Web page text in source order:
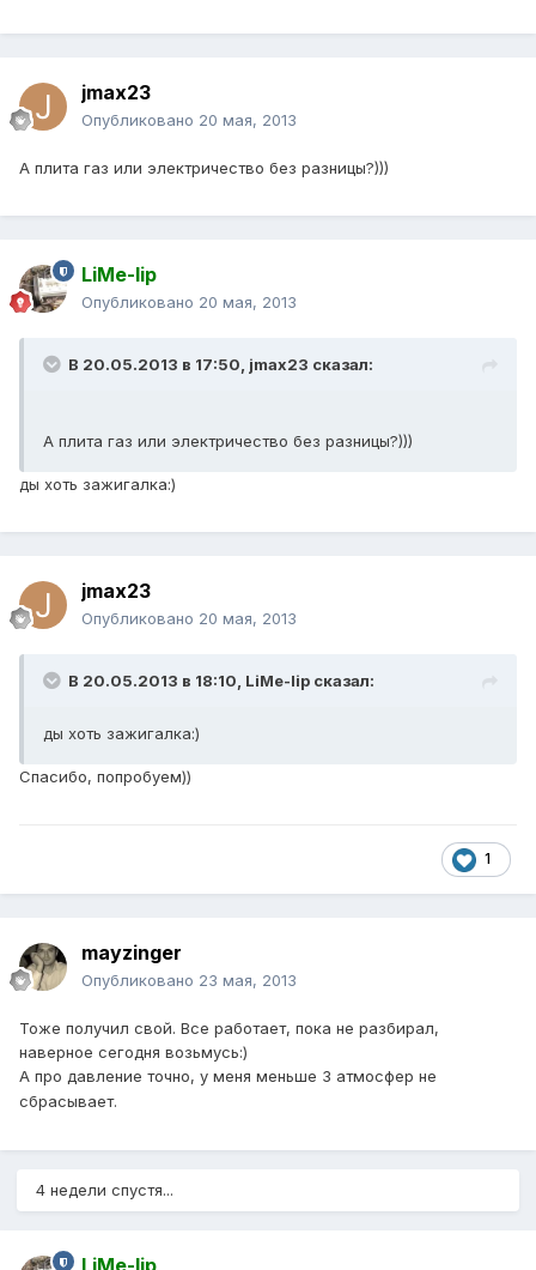
jmax23
Опубликовано 20 мая, 2013
А плита газ или электричество без разницы?)))
LiMe-lip
Опубликовано 20 мая, 2013
В 20.05.2013 в 17:50, jmax23 сказал:
А плита газ или электричество без разницы?)))
ды хоть зажигалка:)
jmax23
Опубликовано 20 мая, 2013
В 20.05.2013 в 18:10, LiMe-lip сказал:
ды хоть зажигалка:)
Спасибо, попробуем))
1
mayzinger
Опубликовано 23 мая, 2013
Тоже получил свой. Все работает, пока не разбирал,
наверное сегодня возьмусь:)
А про давление точно, у меня меньше 3 атмосфер не
сбрасывает.
4 недели спустя...